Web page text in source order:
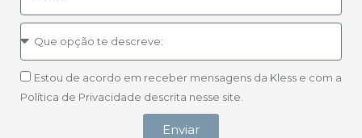
Estou de acordo em receber mensagens da Kless e com a
Política de Privacidade descrita nesse site.
Enviar